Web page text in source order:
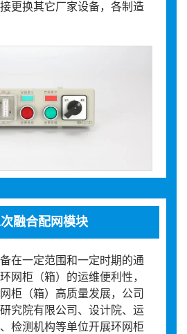
更换其它厂家设备，各制造
融合配网模块
在一定范围和一定时期的通
网柜（箱）的运维便利性，
柜（箱）高质量发展，公司
究院有限公司、设计院、运
检测机构等单位开展环网柜